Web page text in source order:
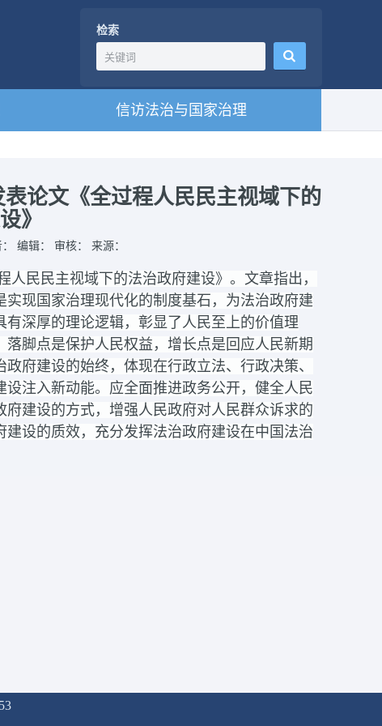
检索
信访法治与国家治理
论文《全过程人民民主视域下的
》
编辑： 审核： 来源：
民民主视域下的法治政府建设》。文章指出，
现国家治理现代化的制度基石，为法治政府建
深厚的理论逻辑，彰显了人民至上的价值理
脚点是保护人民权益，增长点是回应人民新期
府建设的始终，体现在行政立法、行政决策、
注入新动能。应全面推进政务公开，健全人民
建设的方式，增强人民政府对人民群众诉求的
设的质效，充分发挥法治政府建设在中国法治